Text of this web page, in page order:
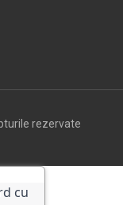
rezervate
cu